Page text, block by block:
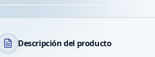
Descripción del producto